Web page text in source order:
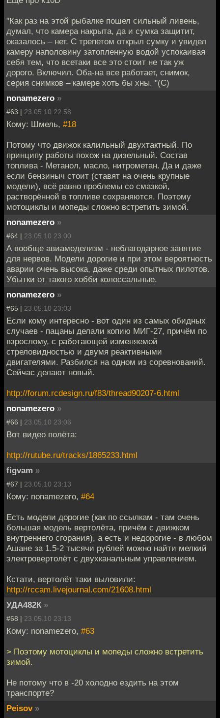
"Как раз на этой рыбалке пошел сильный ливень,
думал, что камера накрыта, да и сумка защитит,
оказалось – нет. С трепетом открыл сумку и увидел
камеру наполовину затопленную водой успокаивая
себя тем, что всетаки все это стоит не так уж
дорого. Включил. Оба-на все работает, снимок,
серия снимков – камере хоть бы хны. "(С)
nonamezero »
#63 | 23.05.10 22:58
Кому: Шмель, #18
Потому что движок калильный двухтактный. По
принципу работы похож на дизельный. Состав
топлива - Метанол, масло, нитрометан. Да и даже
если бензиныч стоит (ставят на очень крупные
модели), всё равно проблемы со смазкой,
растворённой в топливе сохраняются. Поэтому
мотоциклы и мопеды сложно встретить зимой.
nonamezero »
#64 | 23.05.10 23:00
А вообще авиамоделизм - неблагодарное занятие
для нервов. Модели дорогие и при этом вероятность
аварии очень высока, даже среди опытных пилотов.
Убытки от такого хобби колоссальные.
nonamezero »
#65 | 23.05.10 23:03
Если кому интересно - вот один из самых обидных
случаев - пацаны делали копию МИГ-27, причём по
взрослому, с работающей изменяемой
стреловидностью и двумя реактивными
двигателями. Разбился на одном из соревнований.
Сейчас делают новый.
http://forum.rcdesign.ru/f83/thread90207-6.html
nonamezero »
#66 | 23.05.10 23:06
Вот видео полёта:
http://rutube.ru/tracks/1865233.html
figvam »
#67 | 23.05.10 23:13
Кому: nonamezero, #64
Есть модели дорогие (как по ссылкам - там очень
большая модель вертолёта, причём с движком
внутреннего сгорания), а есть и недорогие - в любом
Ашане за 1.5-2 тысячи рублей можно найти мелкий
электровертолёт с двухканальным управлением.
Кстати, вертолёт таки выловили:
http://rccam.livejournal.com/21608.html
УДА482К »
#68 | 23.05.10 23:13
Кому: nonamezero, #63
> Поэтому мотоциклы и мопеды сложно встретить
зимой.
Не потому что в -20 холодно ездить на этом
транспорте?
Peisov »